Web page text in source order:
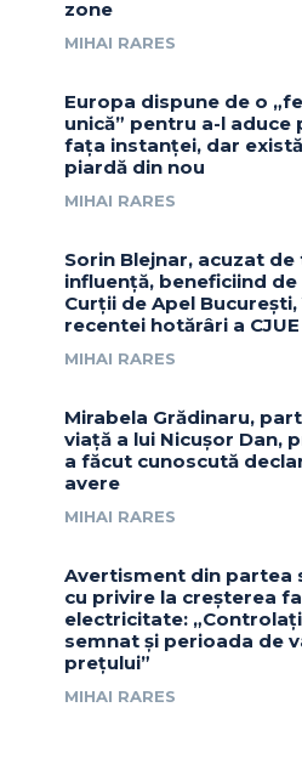
zone
MIHAI RARES
Europa dispune de o
unică” pentru a-l aduce
fața instanței, dar
piardă din nou
MIHAI RARES
Sorin Blejnar, acuzat
influență, beneficiind
Curții de Apel București,
recentei hotărâri a CJUE
MIHAI RARES
Mirabela Grădinaru,
viață a lui Nicușor Dan,
a făcut cunoscută
avere
MIHAI RARES
Avertisment din partea
cu privire la creșterea
electricitate:
semnat și perioada de
prețului”
MIHAI RARES